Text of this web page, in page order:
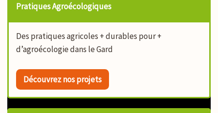
Pratiques Agroécologiques
Des pratiques agricoles + durables pour +
d’agroécologie dans le Gard
Découvrez nos projets